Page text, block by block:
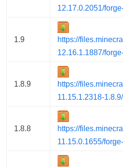
12.17.0.2051/
1.9
https://
12.16.1.1887/
1.8.9
https://
11.15.1.2318-
1.8.8
https://
11.15.0.1655/